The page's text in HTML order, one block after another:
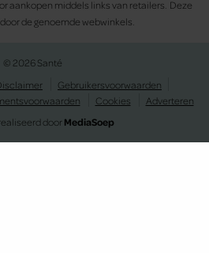
aankopen middels links van retailers. Deze
de genoemde webwinkels.
© 2026 Santé
Gebruikersvoorwaarden
Cookies
Adverteren
doorMediaSoep